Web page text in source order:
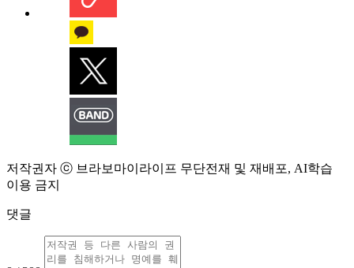
저작권자 ⓒ 브라보마이라이프 무단전재 및 재배포, AI학습
이용 금지
댓글